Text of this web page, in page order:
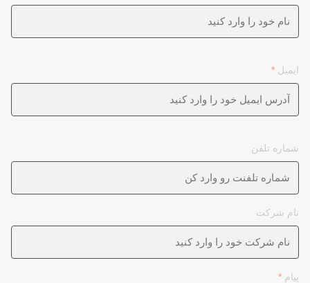
ایمیل *
شماره تلفن
نام شرکت
پیام *